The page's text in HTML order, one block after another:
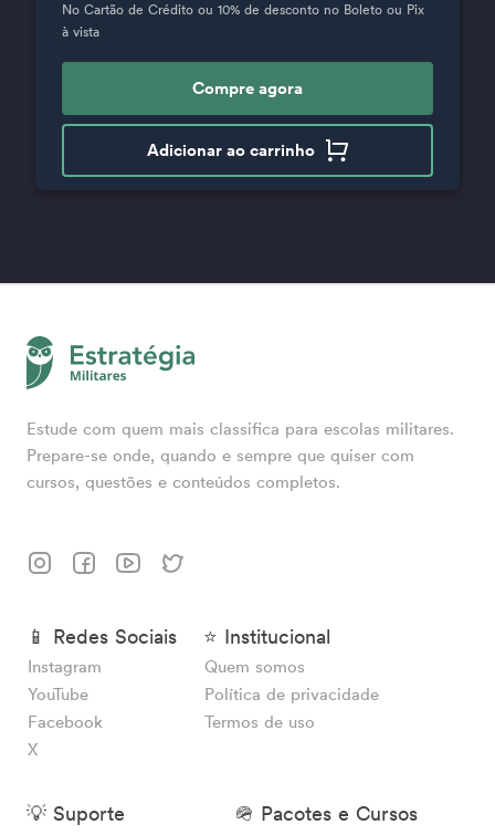
No Cartão de Crédito ou 10% de desconto no Boleto ou Pix
à vista
Compre agora
Adicionar ao carrinho
Estude com quem mais classifica para escolas militares.
Prepare-se onde, quando e sempre que quiser com
cursos, questões e conteúdos completos.
📱 Redes Sociais
Instagram
YouTube
Facebook
X
⭐ Institucional
Quem somos
Política de privacidade
Termos de uso
💡 Suporte 🪖 Pacotes e Cursos